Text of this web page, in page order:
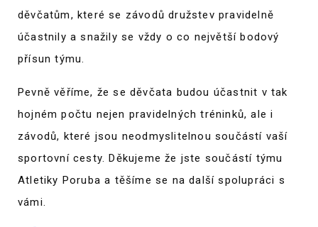
děvčatům, které se závodů družstev pravidelně
účastnily a snažily se vždy o co největší bodový
přísun týmu.
Pevně věříme, že se děvčata budou účastnit v tak
hojném počtu nejen pravidelných tréninků, ale i
závodů, které jsou neodmyslitelnou součástí vaší
sportovní cesty. Děkujeme že jste součástí týmu
Atletiky Poruba a těšíme se na další spolupráci s
vámi.